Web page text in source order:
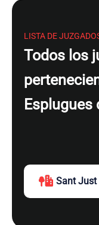
LISTA DE
Todos los
Esplugues
Sant Just